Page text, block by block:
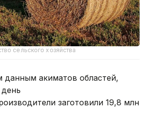
сельского хозяйства
акиматов областей,
заготовили 19,8 млн